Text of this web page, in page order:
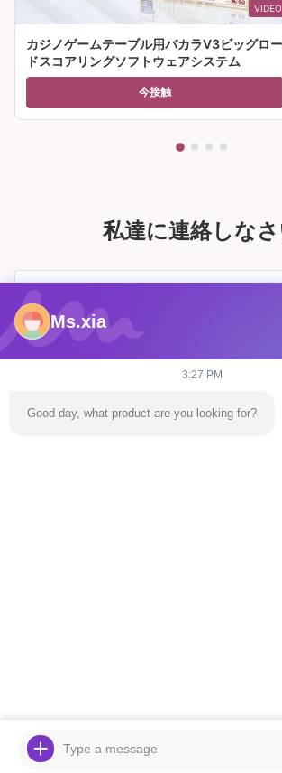
VIDEO
カジノゲームテーブル用バカラV3ビッグロー
ドスコアリングソフトウェアシステム
今接触
私達に連絡しな
Ms.xia
3:27 PM
Good day, what product are you looking for?